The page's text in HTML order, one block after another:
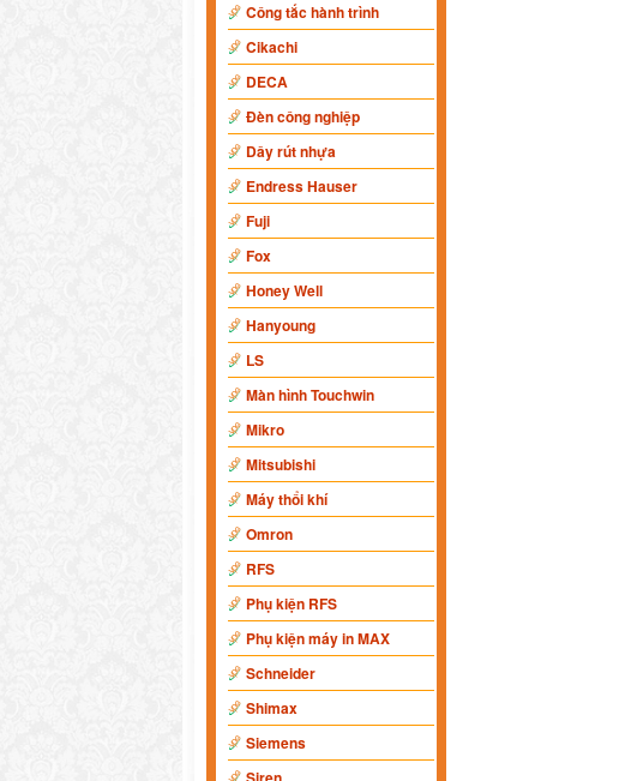
Công tắc hành trình
Cikachi
DECA
Đèn công nghiệp
Dây rút nhựa
Endress Hauser
Fuji
Fox
Honey Well
Hanyoung
LS
Màn hình Touchwin
Mikro
Mitsubishi
Máy thổi khí
Omron
RFS
Phụ kiện RFS
Phụ kiện máy in MAX
Schneider
Shimax
Siemens